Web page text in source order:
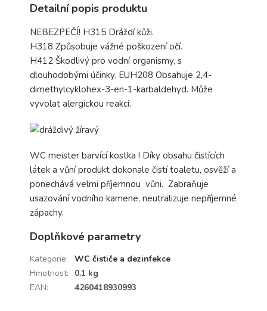
Detailní popis produktu
NEBEZPEČÍ! H315 Dráždí kůži.
H318 Způsobuje vážné poškození očí.
H412 Škodlivý pro vodní organismy, s
dlouhodobými účinky. EUH208 Obsahuje 2,4-
dimethylcyklohex-3-en-1-karbaldehyd. Může
vyvolat alergickou reakci.
WC meister barvící kostka ! Díky obsahu čistících
látek a vůní produkt dokonale čistí toaletu, osvěží a
ponechává velmi příjemnou vůni. Zabraňuje
usazování vodního kamene, neutralizuje nepříjemné
zápachy.
Doplňkové parametry
Kategorie:
WC čističe a dezinfekce
Hmotnost:
0.1 kg
EAN: 4260418930993